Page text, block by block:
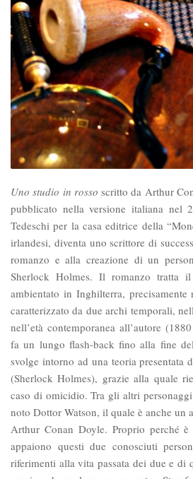
Uno studio in rosso scritto da Arthur
pubblicato nella versione italiana nel
Tedeschi per la casa editrice della
irlandesi, diventa uno scrittore di
romanzo e alla creazione di un
Sherlock Holmes. Il romanzo tratta
ambientato in Inghilterra, precisamente
caratterizzato da due archi temporali,
nell’età contemporanea all’autore
fa un lungo flash-back fino alla fine
svolge intorno ad una teoria presentata
(Sherlock Holmes), grazie alla quale
caso di omicidio. Tra gli altri
noto Dottor Watson, il quale è anche un
Arthur Conan Doyle. Proprio perché
appaiono questi due conosciuti
riferimenti alla vita passata dei due e di